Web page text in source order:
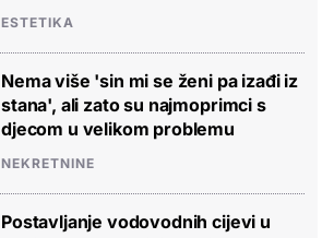
ESTETIKA
Nema više 'sin mi se ženi pa izađi iz
stana', ali zato su najmoprimci s
djecom u velikom problemu
NEKRETNINE
Postavljanje vodovodnih cijevi u